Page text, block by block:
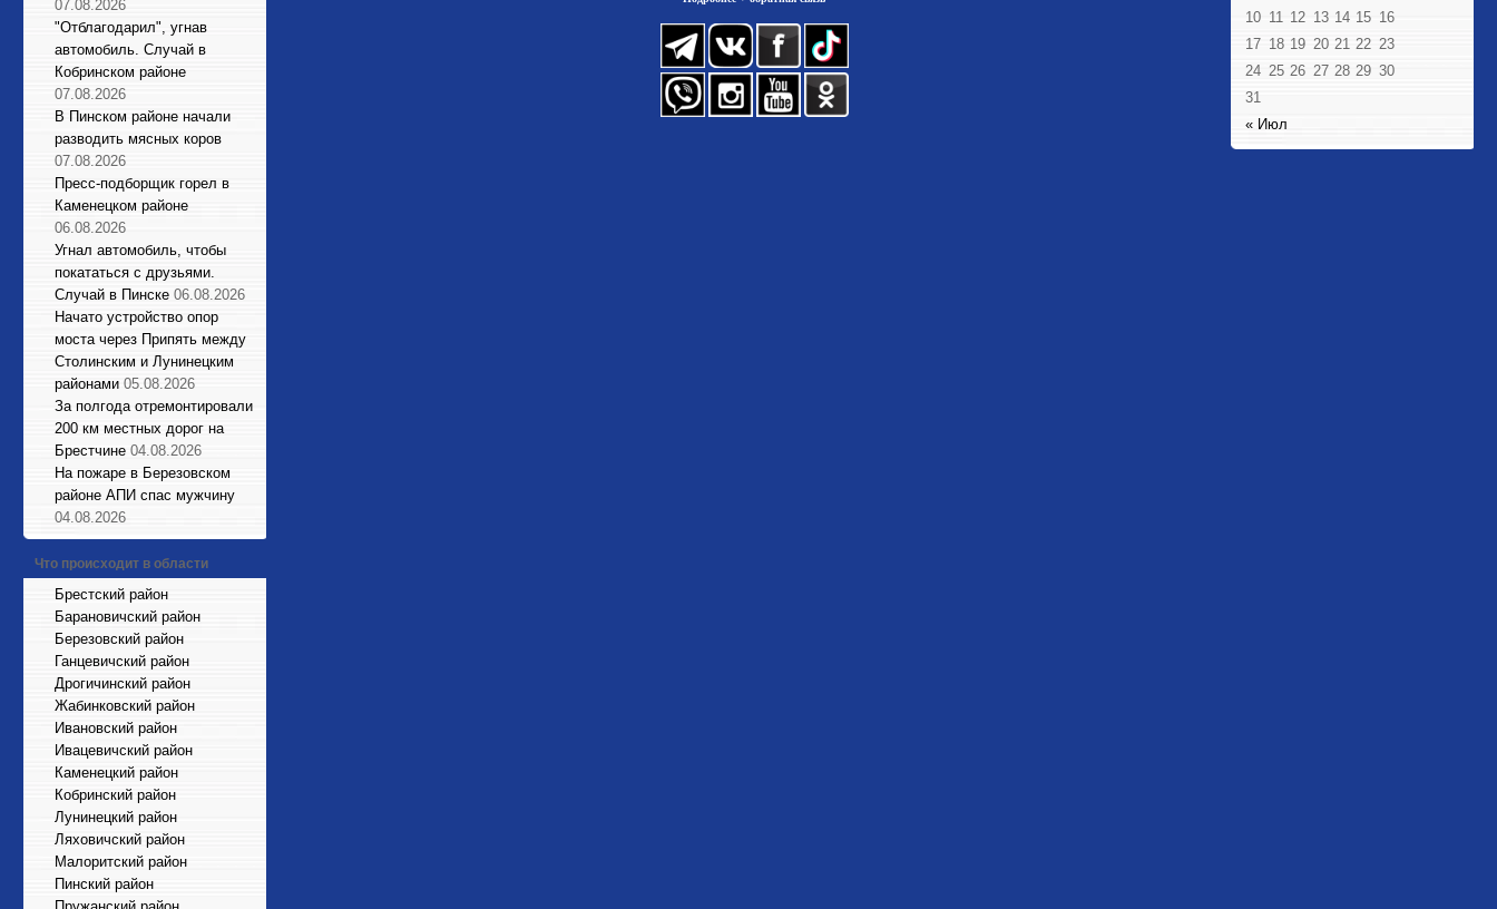
07.08.2026
"Отблагодарил", угнав
автомобиль. Случай в
Кобринском районе
07.08.2026
В Пинском районе начали
разводить мясных коров
07.08.2026
Пресс-подборщик горел в
Каменецком районе
06.08.2026
Угнал автомобиль, чтобы
покататься с друзьями.
Случай в Пинске 06.08.2026
Начато устройство опор
моста через Припять между
Столинским и Лунинецким
районами 05.08.2026
За полгода отремонтировали
200 км местных дорог на
Брестчине 04.08.2026
На пожаре в Березовском
районе АПИ спас мужчину
04.08.2026
Что происходит в области
Брестский район
Барановичский район
Березовский район
Ганцевичский район
Дрогичинский район
Жабинковский район
Ивановский район
Ивацевичский район
Каменецкий район
Кобринский район
Лунинецкий район
Ляховичский район
Малоритский район
Пинский район
« Июл
10 11 12 13 14 15 16
17 18 19 20 21 22 23
24 25 26 27 28 29 30
31